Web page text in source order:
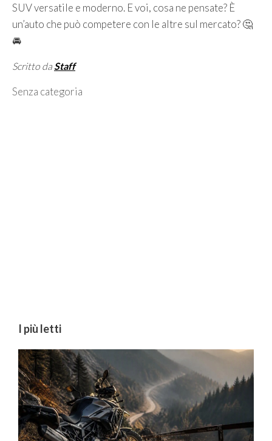
SUV versatile e moderno. E voi, cosa ne pensate? È
un’auto che può competere con le altre sul mercato? 🤔
🚘
Scritto da Staff
Categorie
Senza categoria
I più letti